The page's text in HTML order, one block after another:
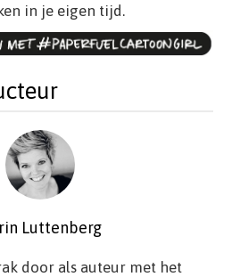
in je eigen tijd.
Luttenberg
door als auteur met het